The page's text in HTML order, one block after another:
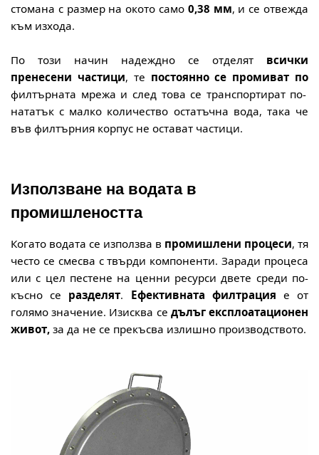
стомана с размер на окото само 0,38 мм, и се отвежда
към изхода.
По този начин надеждно се отделят всички
пренесени частици, те постоянно се промиват по
филтърната мрежа и след това се транспортират по-
нататък с малко количество остатъчна вода, така че
във филтърния корпус не остават частици.
Използване на водата в
промишлеността
Когато водата се използва в промишлени процеси, тя
често се смесва с твърди компоненти. Заради процеса
или с цел пестене на ценни ресурси двете среди по-
късно се разделят. Ефективната филтрация е от
голямо значение. Изисква се дълъг експлоатационен
живот, за да не се прекъсва излишно производството.